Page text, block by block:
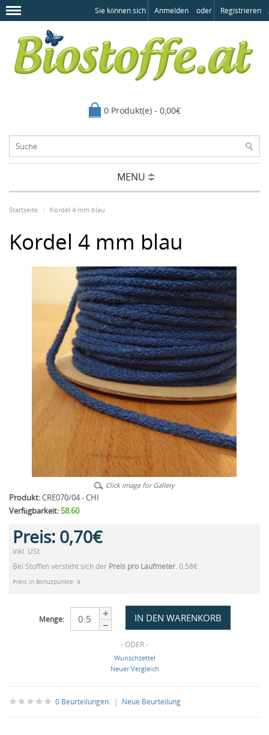
Sie können sich Anmelden oder Registrieren .
0 Produkt(e) - 0,00€
MENU
Startseite Kordel 4 mm blau
Kordel 4 mm blau
Click image for Gallery
Produkt:CRE070/04 - CHI
Verfügbarkeit:58.60
Preis: 0,70€
inkl. USt.
Bei Stoffen versteht sich der Preis pro Laufmeter. 0,58€
Preis in Bonuspunkte: 9
Menge:
- ODER -
Wunschzettel
Neuer Vergleich
0 Beurteilungen. | Neue Beurteilung